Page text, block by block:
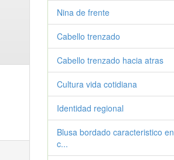
Nina de frente
Cabello trenzado
Cabello trenzado hacia atras
Cultura vida cotidiana
Identidad regional
Blusa bordado caracteristico en
c...